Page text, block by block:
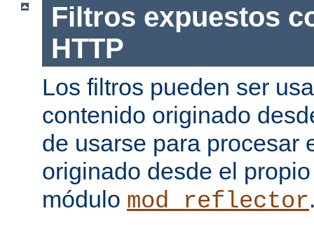
Filtros expuestos
HTTP
Los filtros pueden ser
contenido originado
de usarse para procesar
originado desde el
módulo mod_reflector